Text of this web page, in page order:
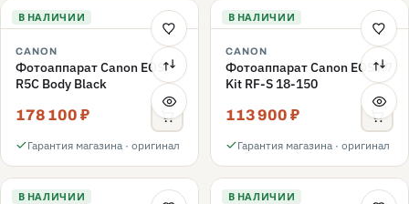
В НАЛИЧИИ
CANON
Фотоаппарат Canon EOS
R5C Body Black
178 100 ₽
Гарантия магазина · оригинал
В НАЛИЧИИ
CANON
Фотоаппарат Canon EOS R7
Kit RF-S 18-150
113 900 ₽
Гарантия магазина · оригинал
В НАЛИЧИИ В НАЛИЧИИ